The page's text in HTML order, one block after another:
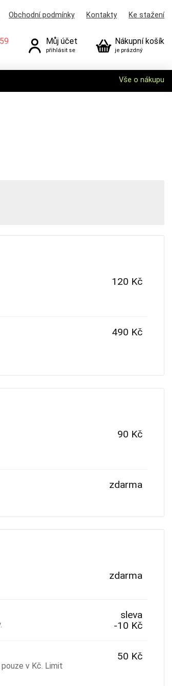
Obchodní podmínky Kontakty Ke stažení
Můj účet
přihlásit se
Nákupní košík
je prázdný
Vše o nákupu
120 Kč
490 Kč
90 Kč
zdarma
zdarma
sleva
-10 Kč
v Kč. Limit
50 Kč